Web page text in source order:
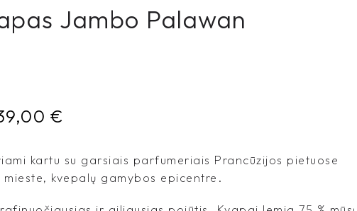
Jambo Palawan
€
kartu su garsiais parfumeriais Prancūzijos pietuose
kvepalų gamybos epicentre.